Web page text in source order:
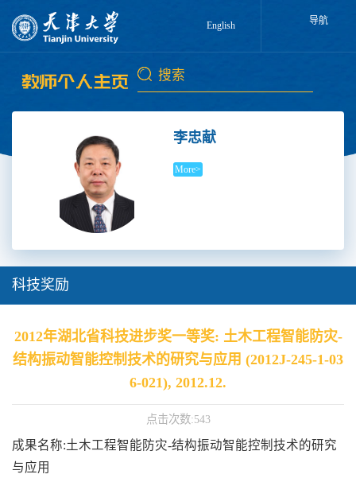
English 导航
李忠献
More>
科技奖励
2012年湖北省科技进步奖一等奖: 土木工程智能防灾-
结构振动智能控制技术的研究与应用 (2012J-245-1-03
6-021), 2012.12.
点击次数:543
成果名称:土木工程智能防灾-结构振动智能控制技术的研究
与应用